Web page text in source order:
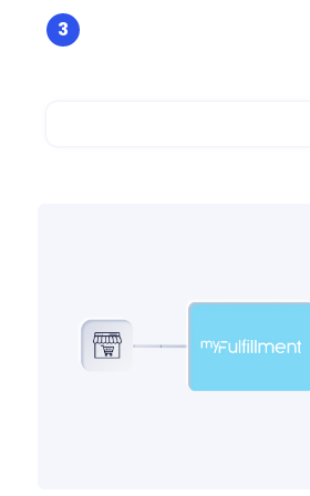
3 Test et validation - C'est